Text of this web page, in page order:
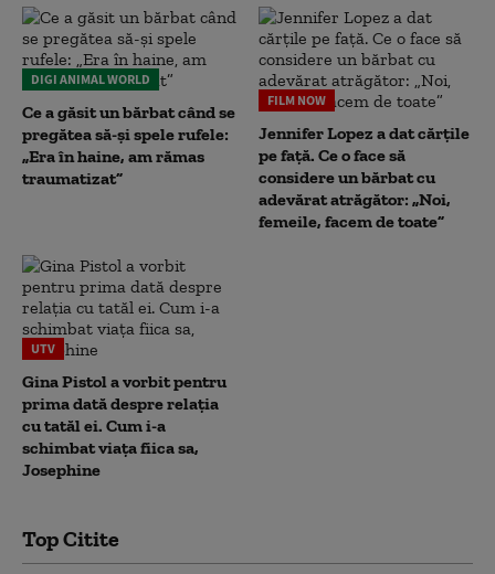
DIGI ANIMAL WORLD
Ce a găsit un bărbat când se
pregătea să-și spele rufele:
„Era în haine, am rămas
traumatizat”
FILM NOW
Jennifer Lopez a dat cărțile
pe față. Ce o face să
considere un bărbat cu
adevărat atrăgător: „Noi,
femeile, facem de toate”
UTV
Gina Pistol a vorbit pentru
prima dată despre relația
cu tatăl ei. Cum i-a
schimbat viața fiica sa,
Josephine
Top Citite